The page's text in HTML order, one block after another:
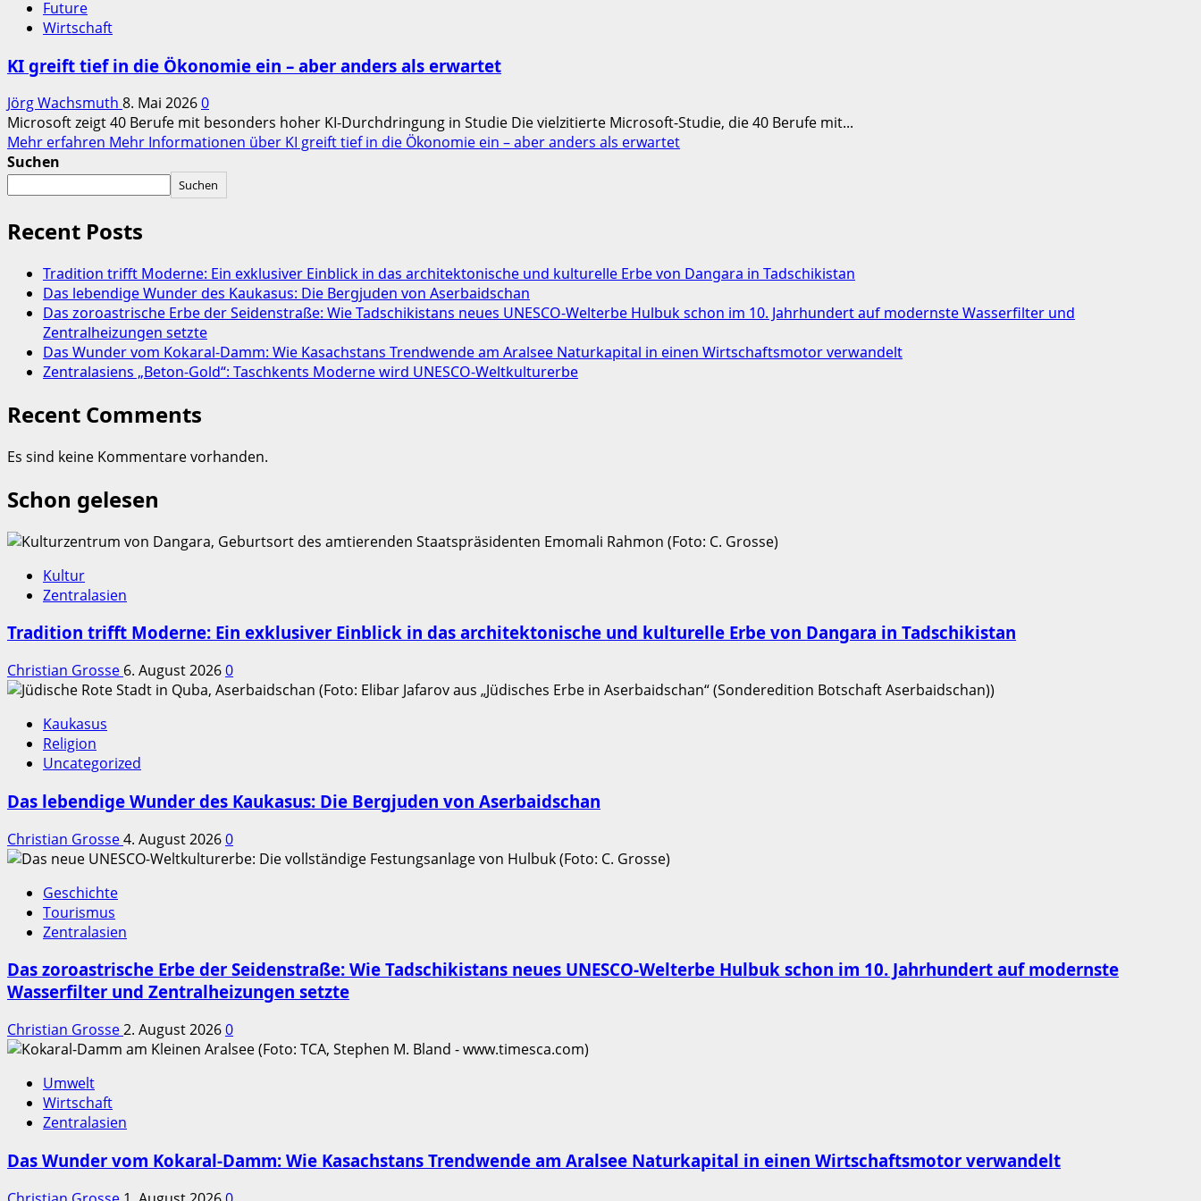
Future
Wirtschaft
KI greift tief in die Ökonomie ein – aber anders als erwartet
Jörg Wachsmuth 8. Mai 20260
Microsoft zeigt 40 Berufe mit besonders hoher KI‑Durchdringung in Studie Die vielzitierte Microsoft‑Studie, die 40 Berufe mit...
Mehr erfahren Mehr Informationen über KI greift tief in die Ökonomie ein – aber anders als erwartet
Suchen
Suchen
Recent Posts
Tradition trifft Moderne: Ein exklusiver Einblick in das architektonische und kulturelle Erbe von Dangara in Tadschikistan
Das lebendige Wunder des Kaukasus: Die Bergjuden von Aserbaidschan
Das zoroastrische Erbe der Seidenstraße: Wie Tadschikistans neues UNESCO-Welterbe Hulbuk schon im 10. Jahrhundert auf modernste Wasserfilter und
Zentralheizungen setzte
Das Wunder vom Kokaral-Damm: Wie Kasachstans Trendwende am Aralsee Naturkapital in einen Wirtschaftsmotor verwandelt
Zentralasiens „Beton-Gold“: Taschkents Moderne wird UNESCO-Weltkulturerbe
Recent Comments
Es sind keine Kommentare vorhanden.
Schon gelesen
Kultur
Zentralasien
Tradition trifft Moderne: Ein exklusiver Einblick in das architektonische und kulturelle Erbe von Dangara in Tadschikistan
Christian Grosse 6. August 20260
Kaukasus
Religion
Uncategorized
Das lebendige Wunder des Kaukasus: Die Bergjuden von Aserbaidschan
Christian Grosse4. August 20260
Geschichte
Tourismus
Zentralasien
Das zoroastrische Erbe der Seidenstraße: Wie Tadschikistans neues UNESCO-Welterbe Hulbuk schon im 10. Jahrhundert auf modernste
Wasserfilter und Zentralheizungen setzte
Christian Grosse2. August 20260
Umwelt
Wirtschaft
Zentralasien
Das Wunder vom Kokaral-Damm: Wie Kasachstans Trendwende am Aralsee Naturkapital in einen Wirtschaftsmotor verwandelt